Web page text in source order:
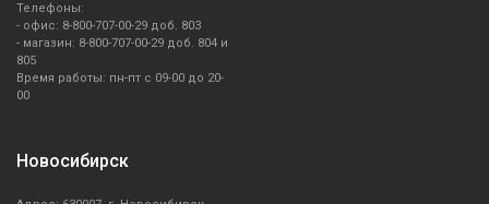
Телефоны:
- офис: 8-800-707-00-29 доб. 803
- магазин: 8-800-707-00-29 доб. 804 и
805
Время работы: пн-пт с 09-00 до 20-
00
Новосибирск